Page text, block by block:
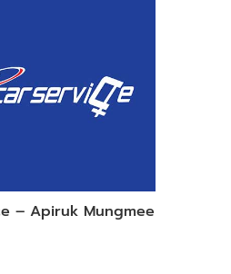
– Apiruk Mungmee